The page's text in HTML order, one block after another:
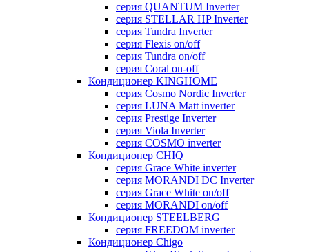
серия QUANTUM Inverter
серия STELLAR HP Inverter
серия Tundra Inverter
серия Flexis on/off
серия Tundra on/off
серия Coral on-off
Кондиционер KINGHOME
серия Cosmo Nordic Inverter
серия LUNA Matt inverter
серия Prestige Inverter
серия Viola Inverter
серия COSMO inverter
Кондиционер CHIQ
серия Grace White inverter
серия MORANDI DC Inverter
серия Grace White on/off
серия MORANDI on/off
Кондиционер STEELBERG
серия FREEDOM inverter
Кондиционер Chigo